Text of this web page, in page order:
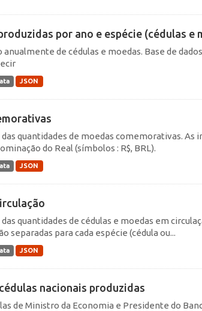
por ano e espécie (cédulas e
de cédulas e moedas. Base de
JSON
quantidades de moedas comemorativas. As
do Real (símbolos : R$, BRL).
JSON
quantidades de cédulas e moedas em
separadas para cada espécie (cédula ou...
JSON
nacionais produzidas
de Ministro da Economia e Presidente do